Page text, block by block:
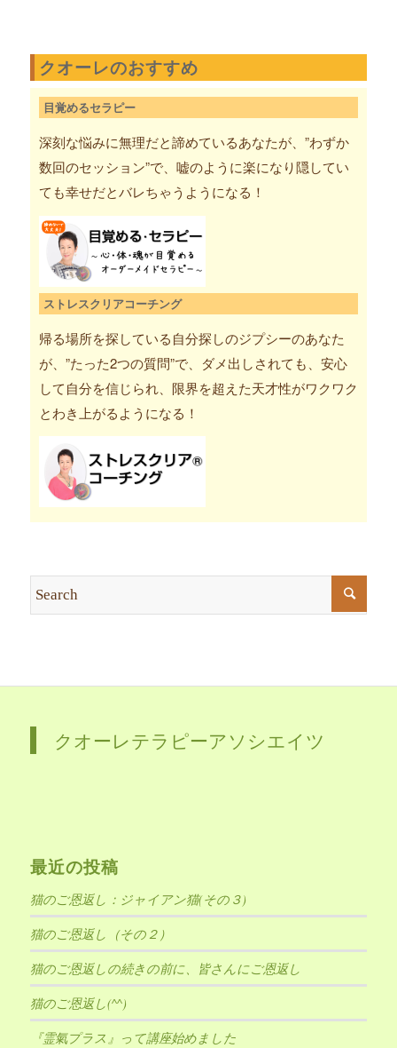
クオーレのおすすめ
目覚めるセラピー
深刻な悩みに無理だと諦めているあなたが、”わずか
数回のセッション”で、嘘のように楽になり隠してい
ても幸せだとバレちゃうようになる！
ストレスクリアコーチング
帰る場所を探している自分探しのジプシーのあなた
が、”たった2つの質問”で、ダメ出しされても、安心
して自分を信じられ、限界を超えた天才性がワクワク
とわき上がるようになる！
クオーレテラピーアソシエイツ
最近の投稿
猫のご恩返し：ジャイアン猫(その３)
猫のご恩返し（その２）
猫のご恩返しの続きの前に、皆さんにご恩返し
猫のご恩返し(^^)
『霊氣プラス』って講座始めました